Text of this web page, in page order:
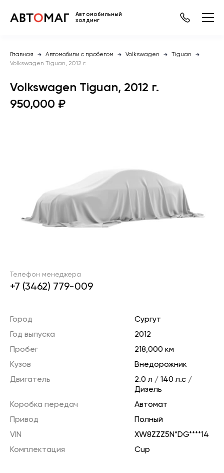
Автомобильный
холдинг
Главная Автомобили с пробегом Volkswagen
Tiguan
Volkswagen Tiguan, 2012 г.
Volkswagen Tiguan, 2012 г.
950,000 ₽
Телефон менеджера
+7 (3462) 779-009
Город
Сургут
Год выпуска
2012
Пробег
218,000 км
Кузов
Внедорожник
Двигатель
2.0 л / 140 л.с /
Дизель
Коробка передач
Автомат
Привод
Полный
VIN
XW8ZZZ5N*DG****14
Комплектация
Cup